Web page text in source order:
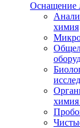
Оснащение
химия
химия